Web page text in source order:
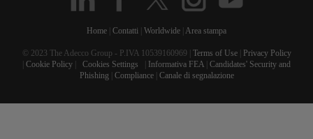
Home Contatti Worldwide Area stampa
© 2023 The Adecco Group - P.IVA 10539160969 | Terms of Use|
Privacy Policy
Cookie Policy Cookies Settings Informativa FEA Candidates' Security and
Phishing
Compliance| Canale di segnalazione